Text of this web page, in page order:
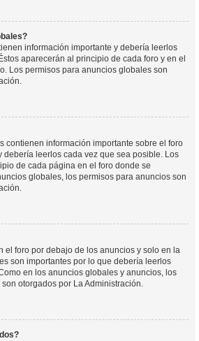
información importante y debería leerlos
aparecerán al principio de cada foro y en el
Los permisos para anuncios globales son
contienen información importante sobre el foro
debería leerlos cada vez que sea posible. Los
de cada página en el foro donde se
globales, los permisos para anuncios son
el foro por debajo de los anuncios y solo en la
son importantes por lo que debería leerlos
en los anuncios globales y anuncios, los
otorgados por La Administración.